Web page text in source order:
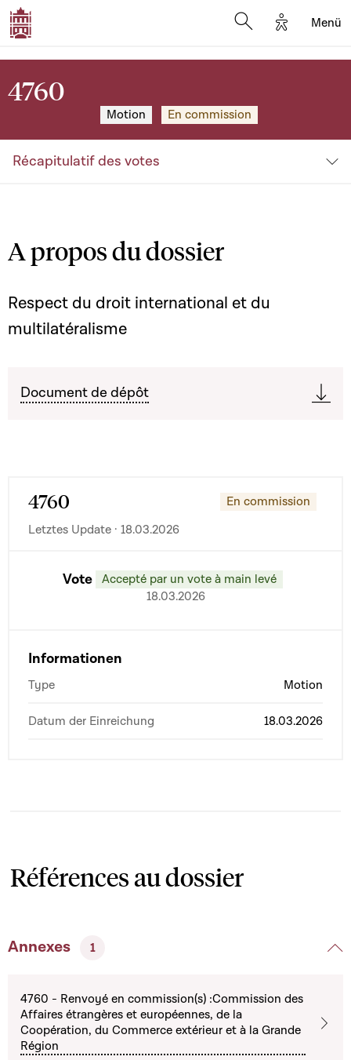
Options
Menü
4760
Motion En commission
Récapitulatif des votes
A propos du dossier
Respect du droit international et du
multilatéralisme
Document de dépôt
4760
En commission
Letztes Update · 18.03.2026
Vote Accepté par un vote à main levé
18.03.2026
Informationen
Type Motion
Datum der Einreichung 18.03.2026
Références au dossier
Annexes 1
4760 - Renvoyé en commission(s) :Commission des
Affaires étrangères et européennes, de la
Coopération, du Commerce extérieur et à la Grande
Région